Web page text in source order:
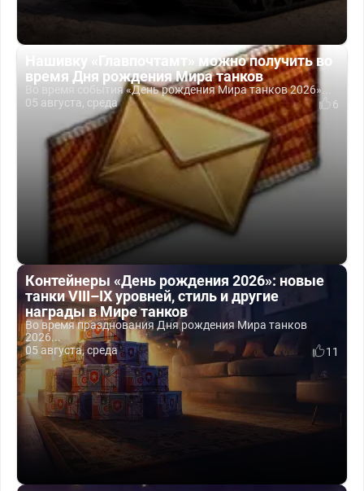
Нашивку «Главпочтамт» можно получить во
время Дня рождения Мира танков
Во время события «День рождения Мира танков 2026»...
05 августа, среда
6
Контейнеры «День рождения 2026»: новые
танки VIII–IX уровней, стиль и другие
награды в Мире танков
Во время празднования Дня рождения Мира танков
2026...
05 августа, среда
11